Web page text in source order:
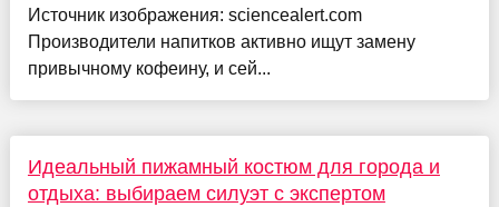
Источник изображения: sciencealert.com
Производители напитков активно ищут замену
привычному кофеину, и сей...
Идеальный пижамный костюм для города и
отдыха: выбираем силуэт с экспертом